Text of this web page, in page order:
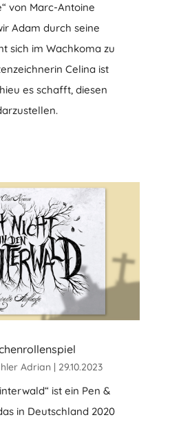
von Marc-Antoine
Adam durch seine
sich im Wachkoma zu
Celina ist
es schafft, diesen
Adrian | 29.10.2023
ist ein Pen &
in Deutschland 2020